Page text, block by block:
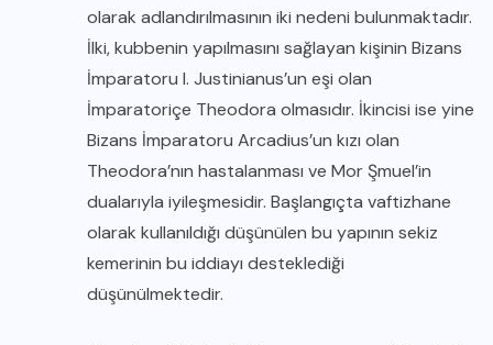
olarak adlandırılmasının iki nedeni bulunmaktadır.
İlki, kubbenin yapılmasını sağlayan kişinin Bizans
İmparatoru I. Justinianus’un eşi olan
İmparatoriçe Theodora olmasıdır. İkincisi ise yine
Bizans İmparatoru Arcadius’un kızı olan
Theodora’nın hastalanması ve Mor Şmuel’in
dualarıyla iyileşmesidir. Başlangıçta vaftizhane
olarak kullanıldığı düşünülen bu yapının sekiz
kemerinin bu iddiayı desteklediği
düşünülmektedir.